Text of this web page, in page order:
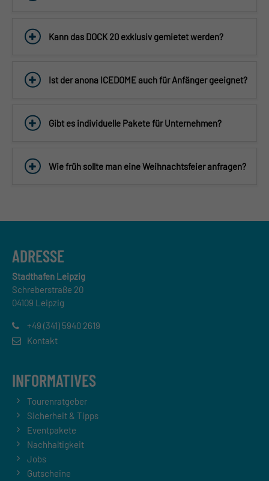
Kann das DOCK 20 exklusiv gemietet werden?
Ist der anona ICEDOME auch für Anfänger geeignet?
Gibt es individuelle Pakete für Unternehmen?
Wie früh sollte man eine Weihnachtsfeier anfragen?
ADRESSE
Stadthafen Leipzig
Schreberstraße 20
04109 Leipzig
+49 (341) 5940 2619
Kontakt
INFORMATIVES
Tourenratgeber
Sicherheit & Tipps
Eventpakete
Nachhaltigkeit
Jobs
Gutscheine